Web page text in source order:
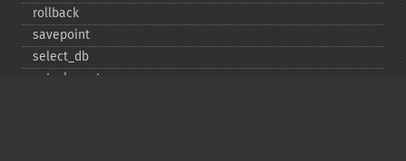
rollback
savepoint
select_​db
set_​charset